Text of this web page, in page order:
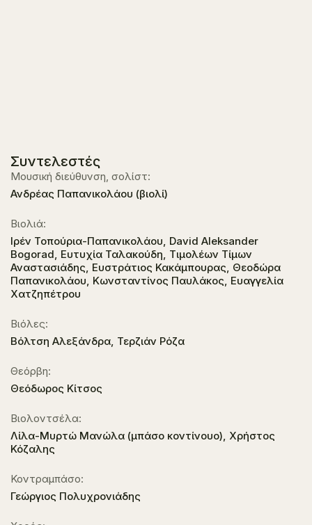
Συντελεστές
Μουσική διεύθυνση, σολίστ:
Ανδρέας Παπανικολάου (βιολί)
Βιολιά:
Ιρέν Τοπούρια-Παπανικολάου, David Aleksander
Bogorad, Ευτυχία Ταλακούδη, Τιμολέων Τίμων
Αναστασιάδης, Ευστράτιος Κακάμπουρας, Θεοδώρα
Παπανικολάου, Κωνσταντίνος Παυλάκος, Ευαγγελία
Χατζηπέτρου
Βιόλες:
Βόλτση Αλεξάνδρα, Τερζιάν Ρόζα
Θεόρβη:
Θεόδωρος Κίτσος
Βιολοντσέλα:
Λίλα-Μυρτώ Μανώλα (μπάσο κοντίνουο), Χρήστος
Κόζαλης
Κοντραμπάσο:
Γεώργιος Πολυχρονιάδης